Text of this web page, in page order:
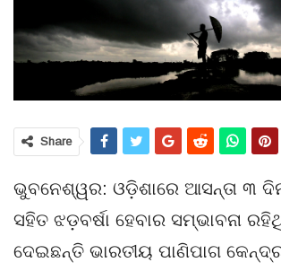
Share
ଭୁବନେଶ୍ୱର: ଓଡ଼ିଶାରେ ଆସନ୍ତା ୩
ସହିତ ଝଡ଼ବର୍ଷା ହେବାର ସମ୍ଭାବନା
ଦେଇଛନ୍ତି ଭାରତୀୟ ପାଣିପାଗ